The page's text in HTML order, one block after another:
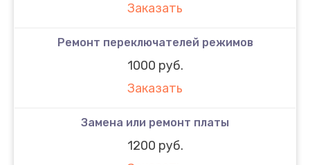
Заказать
Ремонт переключателей режимов
1000 руб.
Заказать
Замена или ремонт платы
1200 руб.